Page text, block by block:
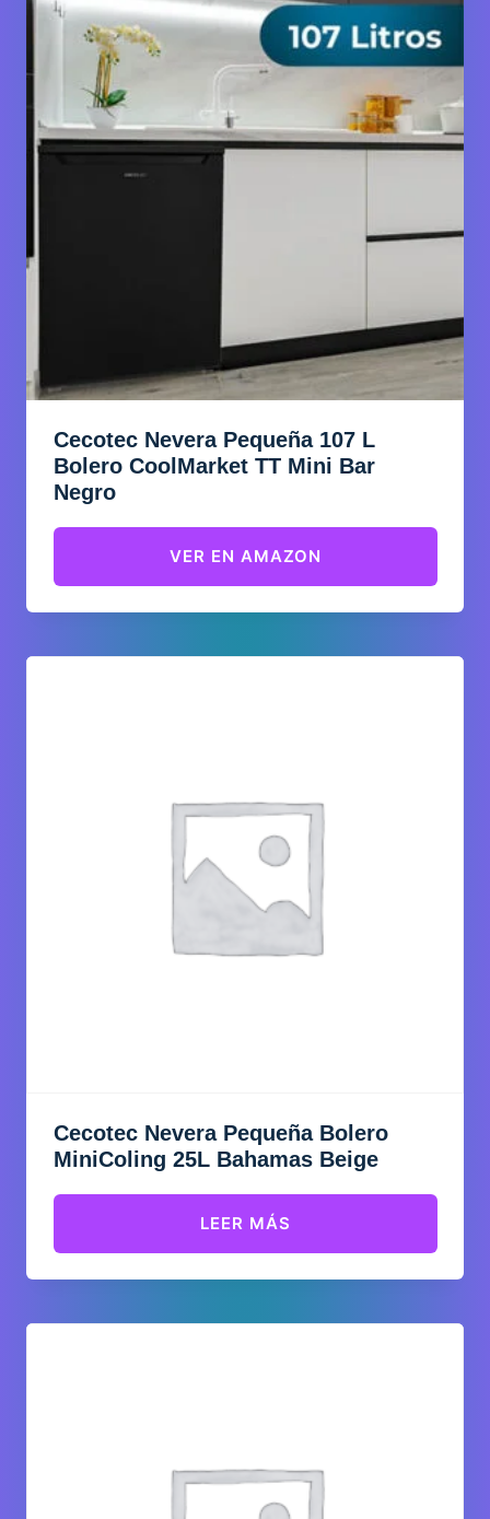
Cecotec Nevera Pequeña 107 L
Bolero CoolMarket TT Mini Bar
Negro
VER EN AMAZON
Cecotec Nevera Pequeña Bolero
MiniColing 25L Bahamas Beige
LEER MÁS